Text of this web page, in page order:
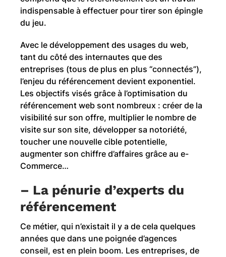
indispensable à effectuer pour tirer son épingle
du jeu.
Avec le développement des usages du web,
tant du côté des internautes que des
entreprises (tous de plus en plus “connectés”),
l’enjeu du référencement devient exponentiel.
Les objectifs visés grâce à l’optimisation du
référencement web sont nombreux : créer de la
visibilité sur son offre, multiplier le nombre de
visite sur son site, développer sa notoriété,
toucher une nouvelle cible potentielle,
augmenter son chiffre d’affaires grâce au e-
Commerce…
– La pénurie d’experts du
référencement
Ce métier, qui n’existait il y a de cela quelques
années que dans une poignée d’agences
conseil, est en plein boom. Les entreprises, de